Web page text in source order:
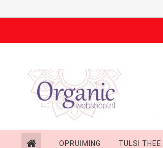
OPRUIMING TULSI THEE